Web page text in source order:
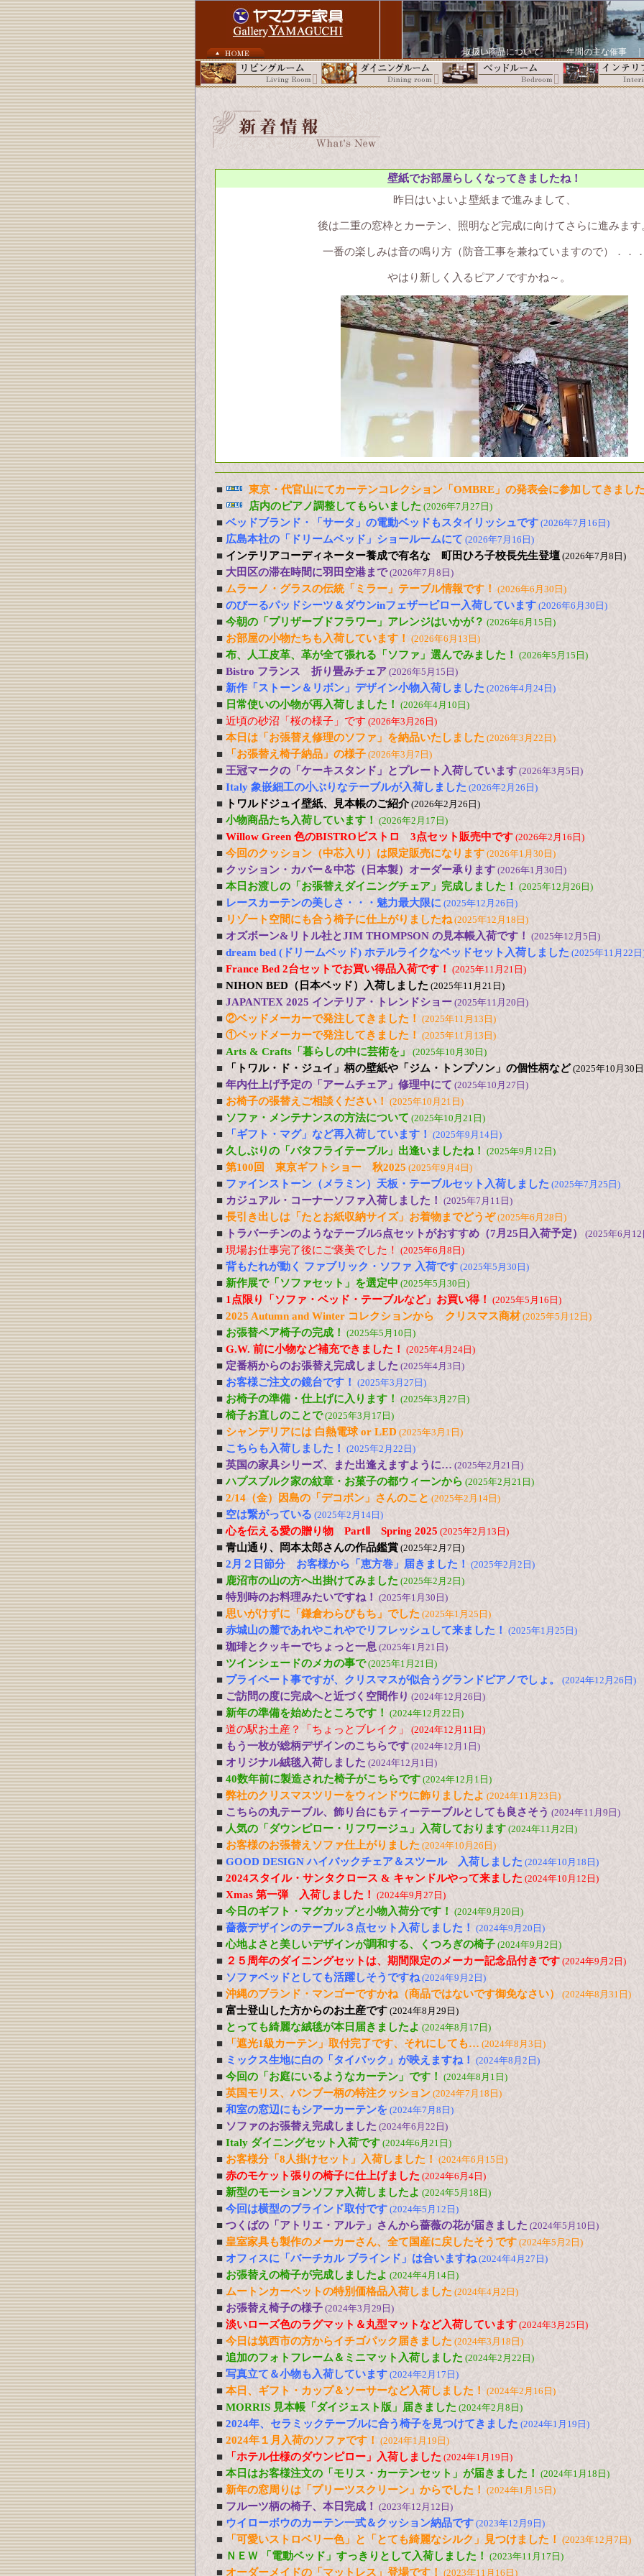
取扱い商品について｜年間の主な催事
壁紙でお部屋らしくなってきましたね！
昨日はいよいよ壁紙まで進みまして、
後は二重の窓枠とカーテン、照明など完成に向けてさらに進みます
一番の楽しみは音の鳴り方（防音工事を兼ねていますので）．．
やはり新しく入るピアノですかね～。
■
東京・代官山にてカーテンコレクション「OMBRE」の発表会に参加してきまし
■
店内のピアノ調整してもらいました (2026年7月27日)
■ ベッドブランド・「サータ」の電動ベッドもスタイリッシュです (2026年7月16日)
■ 広島本社の「ドリームベッド」ショールームにて (2026年7月16日)
■ インテリアコーディネーター養成で有名な 町田ひろ子校長先生登壇 (2026年7月8日)
■ 大田区の滞在時間に羽田空港まで(2026年7月8日)
■ ムラーノ・グラスの伝統「ミラー」テーブル情報です！ (2026年6月30日)
■ のびーるパッドシーツ＆ダウンinフェザーピロー入荷しています (2026年6月30日)
■ 今朝の「プリザーブドフラワー」アレンジはいかが？ (2026年6月15日)
■ お部屋の小物たちも入荷しています！ (2026年6月13日)
■ 布、人工皮革、革が全て張れる「ソファ」選んでみました！ (2026年5月15日)
■ Bistro フランス 折り畳みチェア (2026年5月15日)
■ 新作「ストーン＆リボン」デザイン小物入荷しました (2026年4月24日)
■ 日常使いの小物が再入荷しました！ (2026年4月10日)
■ 近頃の砂沼「桜の様子」です (2026年3月26日)
■ 本日は「お張替え修理のソファ」を納品いたしました (2026年3月22日)
■ 「お張替え椅子納品」の様子 (2026年3月7日)
■ 王冠マークの「ケーキスタンド」とプレート入荷しています (2026年3月5日)
■ Italy 象嵌細工の小ぶりなテーブルが入荷しました (2026年2月26日)
■ トワルドジュイ壁紙、見本帳のご紹介 (2026年2月26日)
■ 小物商品たち入荷しています！ (2026年2月17日)
■ Willow Green 色のBISTROビストロ 3点セット販売中です (2026年2月16日)
■ 今回のクッション（中芯入り）は限定販売になります (2026年1月30日)
■ クッション・カバー＆中芯（日本製）オーダー承ります (2026年1月30日)
■ 本日お渡しの「お張替えダイニングチェア」完成しました！ (2025年12月26日)
■ レースカーテンの美しさ・・・魅力最大限に (2025年12月26日)
■ リゾート空間にも合う椅子に仕上がりましたね(2025年12月18日)
■ オズボーン&リトル社とJIM THOMPSON の見本帳入荷です！ (2025年12月5日)
■ dream bed (ドリームベッド) ホテルライクなベッドセット入荷しました (2025年11月22日
■ France Bed 2台セットでお買い得品入荷です！ (2025年11月21日)
■ NIHON BED（日本ベッド）入荷しました (2025年11月21日)
■ JAPANTEX 2025 インテリア・トレンドショー (2025年11月20日)
■ ②ベッドメーカーで発注してきました！ (2025年11月13日)
■ ①ベッドメーカーで発注してきました！ (2025年11月13日)
■ Arts & Crafts「暮らしの中に芸術を」 (2025年10月30日)
■ 「トワル・ド・ジュイ」柄の壁紙や「ジム・トンプソン」の個性柄など(2025年10月30
■ 年内仕上げ予定の「アームチェア」修理中にて (2025年10月27日)
■ お椅子の張替えご相談ください！ (2025年10月21日)
■ ソファ・メンテナンスの方法について (2025年10月21日)
■ 「ギフト・マグ」など再入荷しています！ (2025年9月14日)
■ 久しぶりの「バタフライテーブル」出逢いましたね！ (2025年9月12日)
■ 第100回 東京ギフトショー 秋2025 (2025年9月4日)
■ ファインストーン（メラミン）天板・テーブルセット入荷しました (2025年7月25日)
■ カジュアル・コーナーソファ入荷しました！ (2025年7月11日)
■ 長引き出しは「たとお紙収納サイズ」お着物までどうぞ(2025年6月28日)
■ トラバーチンのようなテーブル5点セットがおすすめ（7月25日入荷予定） (2025年6月12
■ 現場お仕事完了後にご褒美でした！ (2025年6月8日)
■ 背もたれが動く ファブリック・ソファ 入荷です (2025年5月30日)
■ 新作展で「ソファセット」を選定中 (2025年5月30日)
■ 1点限り「ソファ・ベッド・テーブルなど」お買い得！ (2025年5月16日)
■ 2025 Autumn and Winter コレクションから クリスマス商材 (2025年5月12日)
■ お張替ペア椅子の完成！ (2025年5月10日)
■ G.W. 前に小物など補充できました！ (2025年4月24日)
■ 定番柄からのお張替え完成しました (2025年4月3日)
■ お客様ご注文の鏡台です！ (2025年3月27日)
■ お椅子の準備・仕上げに入ります！ (2025年3月27日)
■ 椅子お直しのことで(2025年3月17日)
■ シャンデリアには 白熱電球 or LED (2025年3月1日)
■ こちらも入荷しました！ (2025年2月22日)
■ 英国の家具シリーズ、また出逢えますように… (2025年2月21日)
■ ハプスブルク家の紋章・お菓子の都ウィーンから (2025年2月21日)
■ 2/14（金）因島の「デコポン」さんのこと (2025年2月14日)
■ 空は繋がっている (2025年2月14日)
■ 心を伝える愛の贈り物 PartⅡ Spring 2025 (2025年2月13日)
■ 青山通り、岡本太郎さんの作品鑑賞 (2025年2月7日)
■ 2月２日節分 お客様から「恵方巻」届きました！ (2025年2月2日)
■ 鹿沼市の山の方へ出掛けてみました (2025年2月2日)
■ 特別時のお料理みたいですね！ (2025年1月30日)
■ 思いがけずに「鎌倉わらびもち」でした (2025年1月25日)
■ 赤城山の麓であれやこれやでリフレッシュして来ました！ (2025年1月25日)
■ 珈琲とクッキーでちょっと一息 (2025年1月21日)
■ ツインシェードのメカの事で(2025年1月21日)
■ プライベート事ですが、クリスマスが似合うグランドピアノでしょ。 (2024年12月26日)
■ ご訪問の度に完成へと近づく空間作り (2024年12月26日)
■ 新年の準備を始めたところです！ (2024年12月22日)
■ 道の駅お土産？「ちょっとブレイク」 (2024年12月11日)
■ もう一枚が総柄デザインのこちらです (2024年12月1日)
■ オリジナル絨毯入荷しました (2024年12月1日)
■ 40数年前に製造された椅子がこちらです (2024年12月1日)
■ 弊社のクリスマスツリーをウィンドウに飾りましたよ (2024年11月23日)
■ こちらの丸テーブル、飾り台にもティーテーブルとしても良さそう (2024年11月9日)
■ 人気の「ダウンピロー・リフワージュ」入荷しております (2024年11月2日)
■ お客様のお張替えソファ仕上がりました (2024年10月26日)
■ GOOD DESIGN ハイバックチェア＆スツール 入荷しました (2024年10月18日)
■ 2024スタイル・サンタクロース & キャンドルやって来ました (2024年10月12日)
■ Xmas 第一弾 入荷しました！ (2024年9月27日)
■ 今日のギフト・マグカップと小物入荷分です！ (2024年9月20日)
■ 薔薇デザインのテーブル３点セット入荷しました！ (2024年9月20日)
■ 心地よさと美しいデザインが調和する、くつろぎの椅子 (2024年9月2日)
■ ２５周年のダイニングセットは、期間限定のメーカー記念品付きです (2024年9月2日)
■ ソファベッドとしても活躍しそうですね(2024年9月2日)
■ 沖縄のブランド・マンゴーですかね（商品ではないです御免なさい） (2024年8月31日)
■ 富士登山した方からのお土産です (2024年8月29日)
■ とっても綺麗な絨毯が本日届きましたよ (2024年8月17日)
■ 「遮光1級カーテン」取付完了です、それにしても… (2024年8月3日)
■ ミックス生地に白の「タイバック」が映えますね！ (2024年8月2日)
■ 今回の「お庭にいるようなカーテン」です！ (2024年8月1日)
■ 英国モリス、バンブー柄の特注クッション (2024年7月18日)
■ 和室の窓辺にもシアーカーテンを (2024年7月8日)
■ ソファのお張替え完成しました (2024年6月22日)
■ Italy ダイニングセット入荷です (2024年6月21日)
■ お客様分「8人掛けセット」入荷しました！ (2024年6月15日)
■ 赤のモケット張りの椅子に仕上げました (2024年6月4日)
■ 新型のモーションソファ入荷しましたよ (2024年5月18日)
■ 今回は横型のブラインド取付です (2024年5月12日)
■ つくばの「アトリエ・アルテ」さんから薔薇の花が届きました (2024年5月10日)
■ 皇室家具も製作のメーカーさん、全て国産に戻したそうです (2024年5月2日)
■ オフィスに「バーチカル ブラインド」は合いますね(2024年4月27日)
■ お張替えの椅子が完成しましたよ (2024年4月14日)
■ ムートンカーペットの特別価格品入荷しました (2024年4月2日)
■ お張替え椅子の様子 (2024年3月29日)
■ 淡いローズ色のラグマット＆丸型マットなど入荷しています (2024年3月25日)
■ 今日は筑西市の方からイチゴパック届きました (2024年3月18日)
■ 追加のフォトフレーム＆ミニマット入荷しました (2024年2月22日)
■ 写真立て＆小物も入荷しています (2024年2月17日)
■ 本日、ギフト・カップ＆ソーサーなど入荷しました！ (2024年2月16日)
■ MORRIS 見本帳「ダイジェスト版」届きました (2024年2月8日)
■ 2024年、セラミックテーブルに合う椅子を見つけてきました (2024年1月19日)
■ 2024年１月入荷のソファです！ (2024年1月19日)
■ 「ホテル仕様のダウンピロー」入荷しました (2024年1月19日)
■ 本日はお客様注文の「モリス・カーテンセット」が届きました！ (2024年1月18日)
■ 新年の窓周りは「プリーツスクリーン」からでした！ (2024年1月15日)
■ フルーツ柄の椅子、本日完成！ (2023年12月12日)
■ ウイローボウのカーテン一式＆クッション納品です (2023年12月9日)
■ 「可愛いストロベリー色」と「とても綺麗なシルク」見つけました！ (2023年12月7日)
■ ＮＥＷ 「電動ベッド」すっきりとして入荷しました！ (2023年11月17日)
■ オーダーメイドの「マットレス」登場です！ (2023年11月16日)